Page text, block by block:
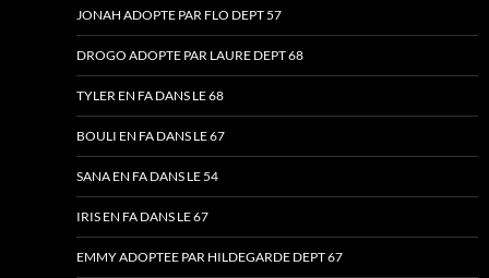
JONAH ADOPTE PAR FLO DEPT 57
DROGO ADOPTE PAR LAURE DEPT 68
TYLER EN FA DANS LE 68
BOULI EN FA DANS LE 67
SANA EN FA DANS LE 54
IRIS EN FA DANS LE 67
EMMY ADOPTEE PAR HILDEGARDE DEPT 67